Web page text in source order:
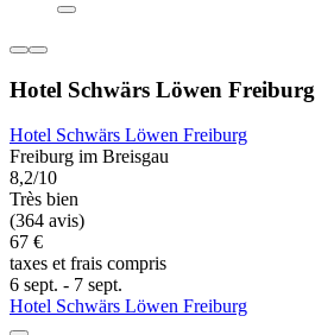
Hotel Schwärs Löwen Freiburg
Hotel Schwärs Löwen Freiburg
Freiburg im Breisgau
8,2/10
Très bien
(364 avis)
67 €
taxes et frais compris
6 sept. - 7 sept.
Hotel Schwärs Löwen Freiburg